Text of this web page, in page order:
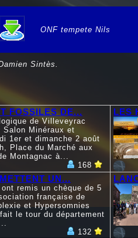
ONF tempete Nils
Sintès.
FOSSILES DE...
de Villeveyrac
Salon Minéraux et
1er et dimanche 2 août
Place du Marché aux
Montagnac à...
168
LES
UN...
remis un chèque de 5
française de
et Hypersomnies
le tour du département
132